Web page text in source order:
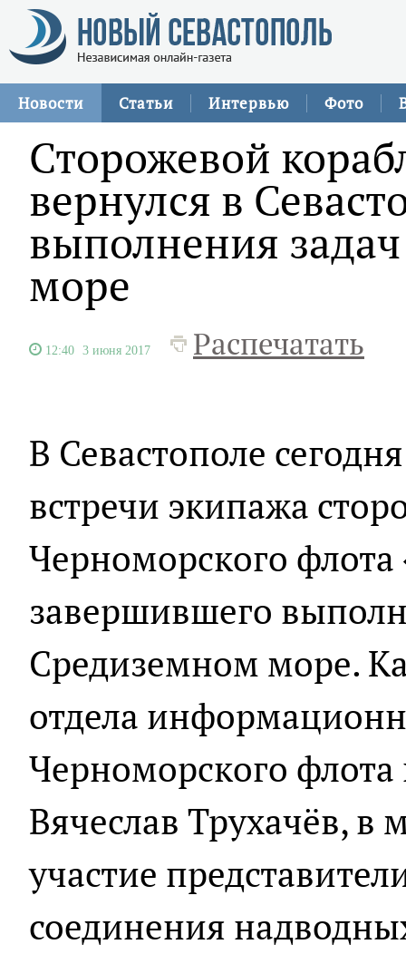
Новости Статьи Интервью Фото
Сторожевой
вернулся в
выполнения
море
12:40 3 июня 2017 Распечатать
В Севастополе
встречи экипажа
Черноморского
завершившего
Средиземном море.
отдела
Черноморского флота
Вячеслав Трухачёв,
участие
соединения